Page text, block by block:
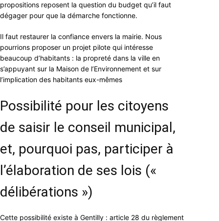
propositions reposent la question du budget qu’il faut
dégager pour que la démarche fonctionne.
Il faut restaurer la confiance envers la mairie. Nous
pourrions proposer un projet pilote qui intéresse
beaucoup d’habitants : la propreté dans la ville en
s’appuyant sur la Maison de l’Environnement et sur
l’implication des habitants eux-mêmes
Possibilité pour les citoyens
de saisir le conseil municipal,
et, pourquoi pas, participer à
l’élaboration de ses lois («
délibérations »)
Cette possibilité existe à Gentilly : article 28 du règlement